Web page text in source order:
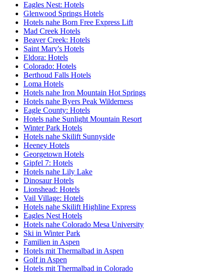
Eagles Nest: Hotels
Glenwood Springs Hotels
Hotels nahe Born Free Express Lift
Mad Creek Hotels
Beaver Creek: Hotels
Saint Mary's Hotels
Eldora: Hotels
Colorado: Hotels
Berthoud Falls Hotels
Loma Hotels
Hotels nahe Iron Mountain Hot Springs
Hotels nahe Byers Peak Wilderness
Eagle County: Hotels
Hotels nahe Sunlight Mountain Resort
Winter Park Hotels
Hotels nahe Skilift Sunnyside
Heeney Hotels
Georgetown Hotels
Gipfel 7: Hotels
Hotels nahe Lily Lake
Dinosaur Hotels
Lionshead: Hotels
Vail Village: Hotels
Hotels nahe Skilift Highline Express
Eagles Nest Hotels
Hotels nahe Colorado Mesa University
Ski in Winter Park
Familien in Aspen
Hotels mit Thermalbad in Aspen
Golf in Aspen
Hotels mit Thermalbad in Colorado